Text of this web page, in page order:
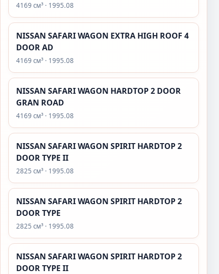
4169 см³ · 1995.08
NISSAN SAFARI WAGON EXTRA HIGH ROOF 4
DOOR AD
4169 см³ · 1995.08
NISSAN SAFARI WAGON HARDTOP 2 DOOR
GRAN ROAD
4169 см³ · 1995.08
NISSAN SAFARI WAGON SPIRIT HARDTOP 2
DOOR TYPE II
2825 см³ · 1995.08
NISSAN SAFARI WAGON SPIRIT HARDTOP 2
DOOR TYPE
2825 см³ · 1995.08
NISSAN SAFARI WAGON SPIRIT HARDTOP 2
DOOR TYPE II